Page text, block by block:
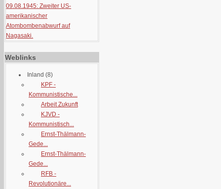
09.08.1945: Zweiter US-
amerikanischer
Atombombenabwurf auf
Nagasaki.
Weblinks
Inland (8)
KPF -
Kommunistische...
Arbeit Zukunft
KJVD -
Kommunistisch...
Ernst-Thälmann-
Gede...
Ernst-Thälmann-
Gede...
RFB -
Revolutionäre...